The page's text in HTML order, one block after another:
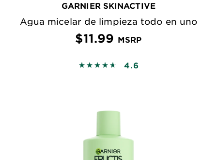
GARNIER SKINACTIVE
Agua micelar de limpieza todo en uno
$11.99 MSRP
4.6163 out of 5 stars based on
4.6